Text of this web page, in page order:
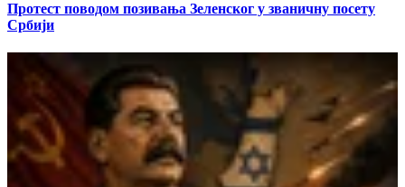
Протест поводом позивања Зеленског у званичну посету
Србији